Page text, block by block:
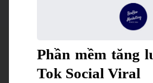
Phần mềm tăng
Tok Social Viral